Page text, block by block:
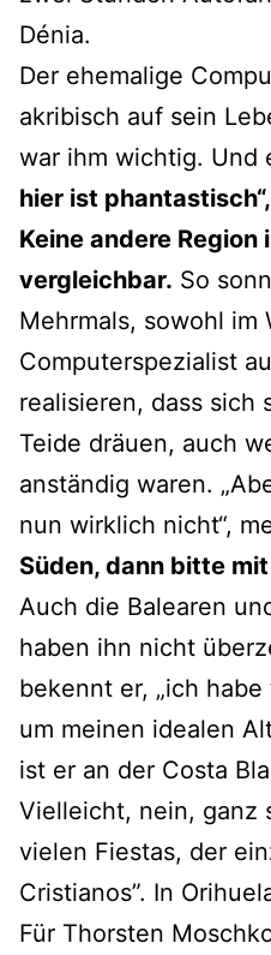
Dénia.
Der ehemalige
akribisch auf sein
war ihm wichtig. Und
hier ist phantastisch“,
Keine andere Region
vergleichbar. So
Mehrmals, sowohl im
Computerspezialist
realisieren, dass sich
Teide dräuen, auch
anständig waren.
nun wirklich nicht“,
Süden, dann bitte
Auch die Balearen
haben ihn nicht
bekennt er, „ich
um meinen idealen
ist er an der Costa
Vielleicht, nein, ganz
vielen Fiestas, der
Cristianos”. In
Für Thorsten